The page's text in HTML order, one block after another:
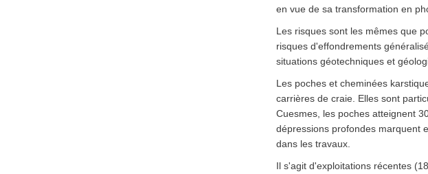
en vue de sa transformation en
Les risques sont les mêmes que
risques d'effondrements
situations géotechniques et
Les poches et cheminées
carrières de craie. Elles sont
Cuesmes, les poches atteignent
dépressions profondes marquent
dans les travaux.
Il s'agit d'exploitations récentes